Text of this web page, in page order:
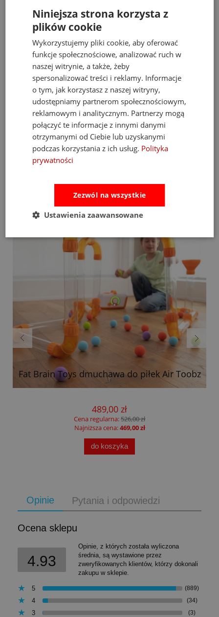
Serwis do Herbaty z Tacą Drewniany Zestaw
Kawowy Le Toy Van Honeybake 3+
189,00 zł160,00 zł
do koszyka
Fat Brain Toys dmuchawa do piłek Air Toobz
489,00 zł
Cena regularna:526,00 zł
Najniższa cena:469,00 zł
do koszyka
Opinie Pytania i odpowiedzi
Ocena sklepu
4.93
Opinie, z których została wyliczona
średnia, są wystawione przez
zweryfikowanych klientów, którzy dokonali
zakupu w sklepie.
5 (889)
4 (34)
3 (3)
Niniejsza strona korzysta z
plików cookie
Wykorzystujemy pliki cookie, aby oferować
funkcje społecznościowe, analizować ruch w
naszej witrynie, a także, żeby
spersonalizować treści i reklamy. Informacje
o tym, jak korzystasz z naszej witryny,
udostępniamy partnerom społecznościowym,
reklamowym i analitycznym. Partnerzy mogą
połączyć te informacje z innymi danymi
otrzymanymi od Ciebie lub uzyskanymi
podczas korzystania z ich usług. Polityka
prywatności
Zezwól na wszystkie
Ustawienia zaawansowane